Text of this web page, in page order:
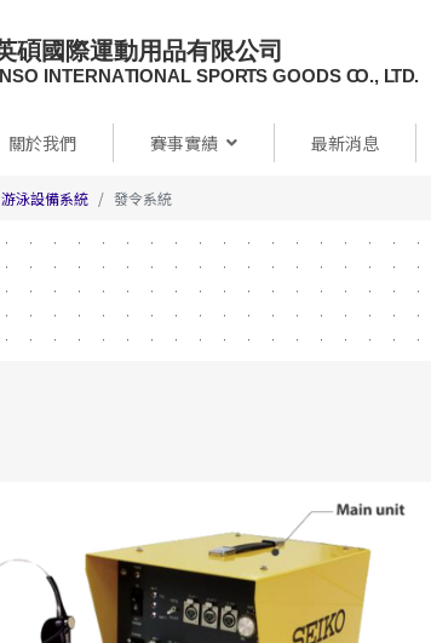
關於我們 賽事實績 最新消息
游泳設備系統 發令系統